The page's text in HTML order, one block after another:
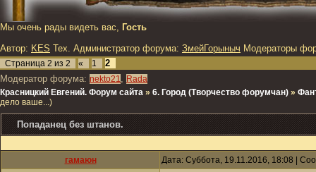
Мы очень рады видеть вас, Гость
Автор: KES Тех. Администратор форума: ЗмейГорыныч Модераторы
Страница 2 из 2 « 1
2
Модератор форума: nekto21, Rada
Красницкий Евгений. Форум сайта » 6. Город (Творчество форумчан) »
дело ваше...)
Попаданец без штанов.
гамаюн Дата: Суббота, 19.11.2016, 18:08 |